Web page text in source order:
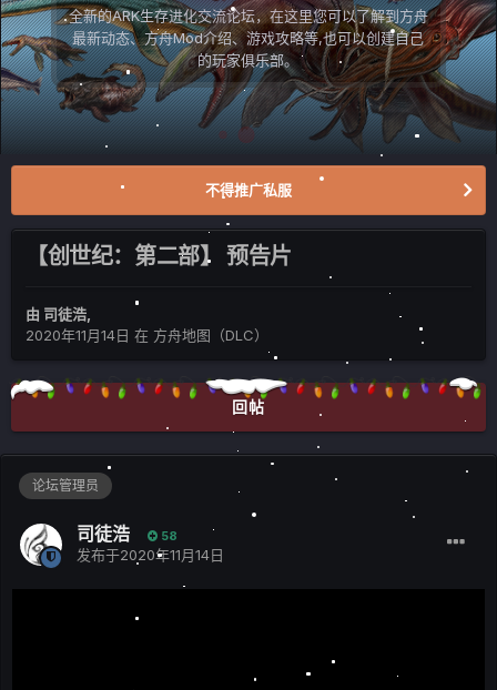
全新的ARK生存进化交流论坛，在这里您可以了解到方舟
最新动态、方舟Mod介绍、游戏攻略等,也可以创建自己
的玩家俱乐部。
不得推广私服
【创世纪：第二部】 预告片
由 司徒浩,
2020年11月14日 在 方舟地图（DLC）
回帖
论坛管理员
司徒浩 58
发布于2020年11月14日